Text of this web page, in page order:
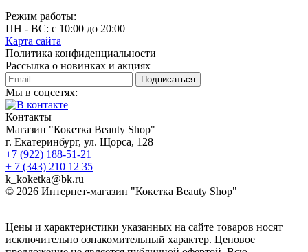
Режим работы:
ПН - ВС: с 10:00 до 20:00
Карта сайта
Политика конфиденциальности
Рассылка о новинках и акциях
Подписаться
Мы в соцсетях:
Контакты
Магазин "Кокетка Beauty Shop"
г. Екатеринбург, ул. Щорса, 128
+7 (922) 188-51-21
+ 7 (343) 210 12 35
k_koketka@bk.ru
© 2026 Интернет-магазин "Кокетка Beauty Shop"
Цены и характеристики указанных на сайте товаров носят
исключительно ознакомительный характер. Ценовое